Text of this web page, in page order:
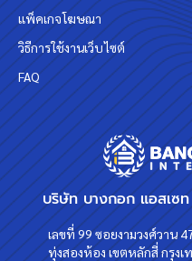
บริษัท บางกอก แอสเซ
เลขที่ 99 ซอยงามวงศ์วาน
ทุ่งสองห้อง เขตหลักสี่ กรุง
แพ็คเกจโฆษณา
วิธีการใช้งานเว็บไซต์
FAQ